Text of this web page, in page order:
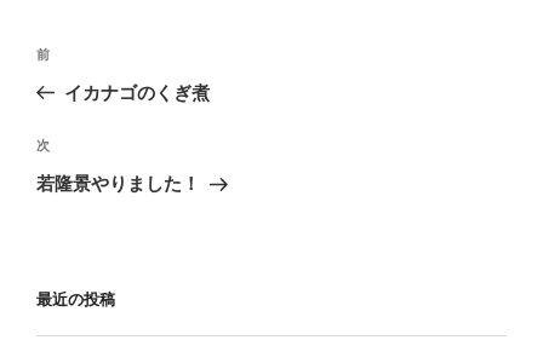
投
ビ
ゲ
ン
前
の
稿
前
イカナゴのくぎ煮
次
の
次
若隆景やりました！
最近の投稿